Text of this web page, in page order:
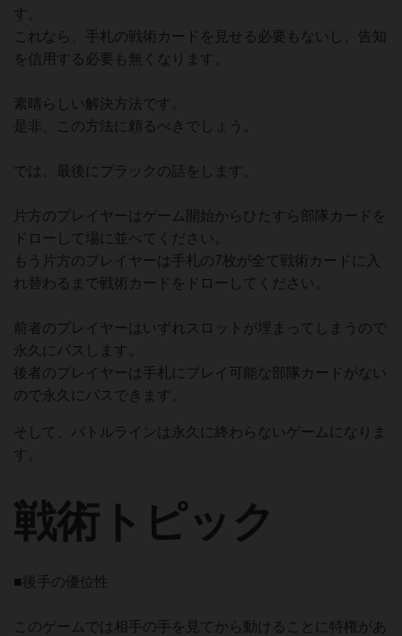
す。
これなら、手札の戦術カードを見せる必要もないし、告知
を信用する必要も無くなります。
素晴らしい解決方法です。
是非、この方法に頼るべきでしょう。
では、最後にブラックの話をします。
片方のプレイヤーはゲーム開始からひたすら部隊カードを
ドローして場に並べてください。
もう片方のプレイヤーは手札の7枚が全て戦術カードに入
れ替わるまで戦術カードをドローしてください。
前者のプレイヤーはいずれスロットが埋まってしまうので
永久にパスします。
後者のプレイヤーは手札にプレイ可能な部隊カードがない
ので永久にパスできます。
そして、バトルラインは永久に終わらないゲームになりま
す。
戦術トピック
■後手の優位性
このゲームでは相手の手を見てから動けることに特権があ